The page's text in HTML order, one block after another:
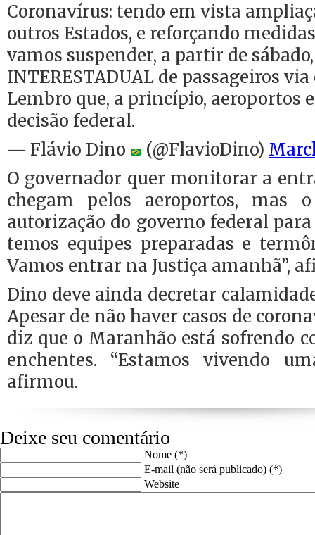
Coronavírus: tendo em vista
outros Estados, e reforçando
vamos suspender, a partir de
INTERESTADUAL de passageiros
Lembro que, a princípio, aeroportos
decisão federal.
— Flávio Dino
(@FlavioDino)
O governador quer monitorar a
chegam pelos aeroportos, mas
autorização do governo federal para
temos equipes preparadas e
Vamos entrar na Justiça amanhã”,
Dino deve ainda decretar
Apesar de não haver casos de
diz que o Maranhão está sofrendo
enchentes. “Estamos vivendo
afirmou.
Deixe seu comentário
Nome (*)
E-mail (não será publicado) (*)
Website